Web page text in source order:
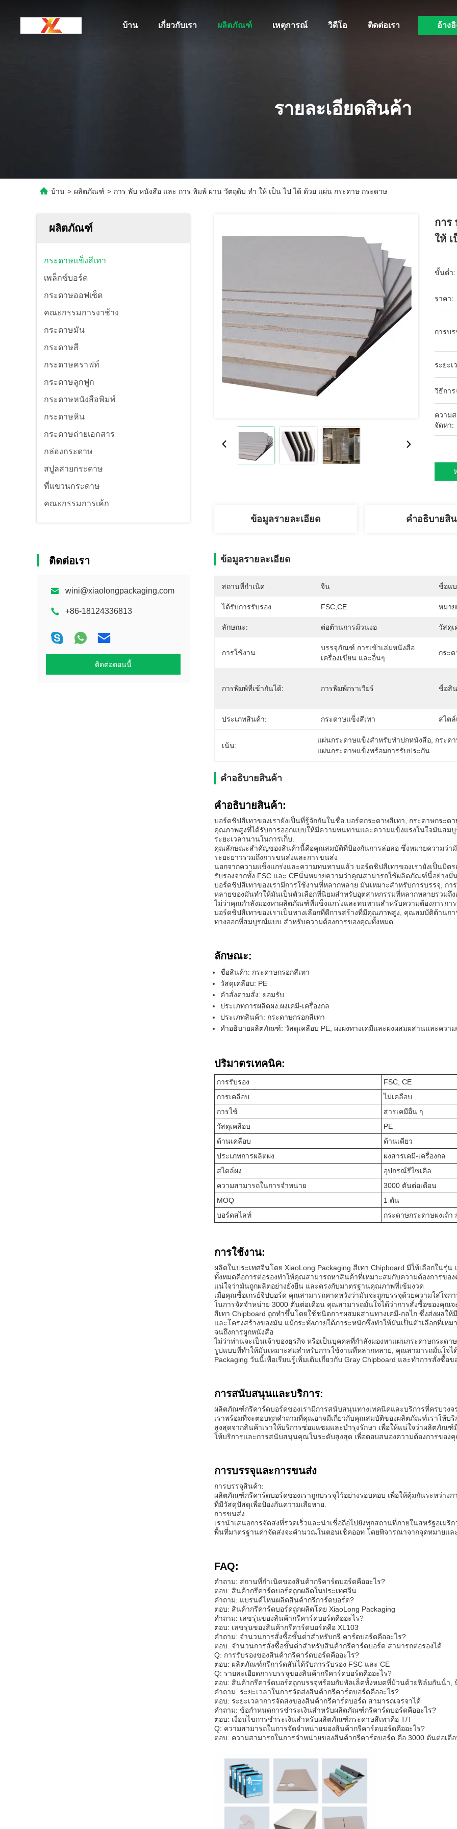
บ้าน เกี่ยวกับเรา ผลิตภัณฑ์ เหตุการณ์ วิดีโอ ติดต่อเรา อ้างอิ
รายละเอียดสินค้า
บ้าน > ผลิตภัณฑ์ > การ พับ หนังสือ และ การ พิมพ์ ผ่าน วัตถุดิบ ทํา ให้ เป็น ไป ได้ ด้วย แผ่น กระดาษ กระดาษ
ผลิตภัณฑ์
กระดาษแข็งสีเทา
เพล็กซ์บอร์ด
กระดาษออฟเซ็ต
คณะกรรมการงาช้าง
กระดาษมัน
กระดาษสี
กระดาษคราฟท์
กระดาษลูกฟูก
กระดาษหนังสือพิมพ์
กระดาษหิน
กระดาษถ่ายเอกสาร
กล่องกระดาษ
สปูลสายกระดาษ
ที่แขวนกระดาษ
คณะกรรมการเค้ก
ติดต่อเรา
wini@xiaolongpackaging.com
+86-18124336813
ติดต่อตอนนี้
การ
ให้
ขั้นต่ำ:
ราคา:
การบ
ระยะเ
วิธีการ
ความ
จัดหา:
ข้อมูลรายละเอียด คําอธิบายสิ
ข้อมูลรายละเอียด
สถานที่กำเนิด จีน ชื่อแ
ได้รับการรับรอง FSC,CE หมา
ลักษณะ: ต่อต้านการม้วนงอ วัสดุเ
การใช้งาน:
บรรจุภัณฑ์ การเข้าเล่มหนังสือ
เครื่องเขียน และอื่นๆ
กระ
การพิมพ์ที่เข้ากันได้: การพิมพ์กราเวียร์ ชื่อสิ
ประเภทสินค้า: กระดาษแข็งสีเทา สไตล์
เน้น:
แผ่นกระดาษแข็งสำหรับทำปกหนังสือ กระด
แผ่นกระดาษแข็งพร้อมการรับประกัน
คําอธิบายสินค้า
คําอธิบายสินค้า:
บอร์ดชิปสีเทาของเรายังเป็นที่รู้จักกันในชื่อ บอร์ดกระดาษสีเทา, กระดาษกร
คุณภาพสูงที่ได้รับการออกแบบให้มีความทนทานและความแข็งแรงในใจมันสม
ระยะเวลานานในการเก็บ.
คุณลักษณะสําคัญของสินค้านี้คือคุณสมบัติที่ป้องกันการล่อล่อ ซึ่งหมายความว่ามั
ระยะยาวรวมถึงการขนส่งและการขนส่ง
นอกจากความแข็งแกร่งและความทนทานแล้ว บอร์ดชิปสีเทาของเรายังเป็นมิต
รับรองจากทั้ง FSC และ CEนั่นหมายความว่าคุณสามารถใช้ผลิตภัณฑ์นี้อย่างมั่
บอร์ดชิปสีเทาของเรามีการใช้งานที่หลากหลาย มันเหมาะสําหรับการบรรจุ, ก
หลายของมันทําให้มันเป็นตัวเลือกที่นิยมสําหรับอุตสาหกรรมที่หลากหลายรวมถึ
ไม่ว่าคุณกําลังมองหาผลิตภัณฑ์ที่แข็งแกร่งและทนทานสําหรับความต้องการกา
บอร์ดชิปสีเทาของเราเป็นทางเลือกที่ดีการสร้างที่มีคุณภาพสูง, คุณสมบัติต้านก
ทางออกที่สมบูรณ์แบบ สําหรับความต้องการของคุณทั้งหมด
ลักษณะ:
ชื่อสินค้า: กระดาษกรอกสีเทา
วัสดุเคลือบ: PE
คําสั่งตามสั่ง: ยอมรับ
ประเภทการผลิตผง:ผงเคมี-เครื่องกล
ประเภทสินค้า: กระดาษกรอกสีเทา
คําอธิบายผลิตภัณฑ์: วัสดุเคลือบ PE, ผงผงทางเคมีและผงผสมผสานและควา
ปริมาตรเทคนิค:
การรับรอง
FSC, CE
การเคลือบ
ไม่เคลือบ
การใช้
สารเคมีอื่น ๆ
วัสดุเคลือบ
PE
ด้านเคลือบ
ด้านเดียว
ประเภทการผลิตผง
ผงสารเคมี-เครื่องกล
สไตล์ผง
อุปกรณ์รีไซเคิล
ความสามารถในการจําหน่าย
3000 ตันต่อเดือน
MOQ
1 ตัน
บอร์ดสไลท์
กระดาษกระดาษผงเถ้า
การใช้งาน:
ผลิตในประเทศจีนโดย XiaoLong Packaging สีเทา Chipboard มีให้เลือกในรุ่
ทั้งหมดคือการต่อรองทําให้คุณสามารถหาสินค้าที่เหมาะสมกับความต้องการขอ
แน่ใจว่ามันถูกผลิตอย่างยั่งยืน และตรงกับมาตรฐานคุณภาพที่เข้มงวด
เมื่อคุณซื้อเกรย์จิปบอร์ด คุณสามารถคาดหวังว่ามันจะถูกบรรจุด้วยความใส่ใจ
ในการจัดจําหน่าย 3000 ตันต่อเดือน คุณสามารถมั่นใจได้ว่าการสั่งซื้อของคุณจ
สีเทา Chipboard ถูกทําขึ้นโดยใช้ชนิดการผสมผสานทางเคมี-กลไก ซึ่งส่งผลใ
และโครงสร้างของมัน แม้กระทั่งภายใต้ภาระหนักซึ่งทําให้มันเป็นตัวเลือกที่เห
จนถึงการผูกหนังสือ
ไม่ว่าท่านจะเป็นเจ้าของธุรกิจ หรือเป็นบุคคลที่กําลังมองหาแผ่นกระดาษกระ
รูปแบบที่ทําให้มันเหมาะสมสําหรับการใช้งานที่หลากหลาย, คุณสามารถมั่นใจ
Packaging วันนี้เพื่อเรียนรู้เพิ่มเติมเกี่ยวกับ Gray Chipboard และทําการสั่งซื้อ
การสนับสนุนและบริการ:
ผลิตภัณฑ์กรีคาร์ดบอร์ดของเรามีการสนับสนุนทางเทคนิคและบริการที่ครบว
เราพร้อมที่จะตอบทุกคําถามที่คุณอาจมีเกี่ยวกับคุณสมบัติของผลิตภัณฑ์เราให้บ
สูงสุดจากสินค้าเราให้บริการซ่อมแซมและบํารุงรักษา เพื่อให้แน่ใจว่าผลิตภัณ
ให้บริการและการสนับสนุนคุณในระดับสูงสุด เพื่อตอบสนองความต้องการของ
การบรรจุและการขนส่ง
การบรรจุสินค้า:
ผลิตภัณฑ์กรีคาร์ดบอร์ดของเราถูกบรรจุไว้อย่างรอบคอบ เพื่อให้คุ้มกันระหว่าง
ที่มีวัสดุปัสดุเพื่อป้องกันความเสียหาย.
การขนส่ง
เรานําเสนอการจัดส่งที่รวดเร็วและน่าเชื่อถือไปยังทุกสถานที่ภายในสหรัฐอเม
พื้นที่มาตรฐานค่าจัดส่งจะคํานวณในตอนเช็คออท โดยพิจารณาจากจุดหมายแ
FAQ:
คําถาม: สถานที่กําเนิดของสินค้ากรีคาร์ดบอร์ดคืออะไร?
ตอบ: สินค้ากรีคาร์ดบอร์ดถูกผลิตในประเทศจีน
คําถาม: แบรนด์ไหนผลิตสินค้ากรีการ์ดบอร์ด?
ตอบ: สินค้ากรีคาร์ดบอร์ดถูกผลิตโดย XiaoLong Packaging
คําถาม: เลขรุ่นของสินค้ากรีคาร์ดบอร์ดคืออะไร?
ตอบ: เลขรุ่นของสินค้ากรีคาร์ดบอร์ดคือ XL103
คําถาม: จํานวนการสั่งซื้อขั้นต่ําสําหรับกรี คาร์ดบอร์ดคืออะไร?
ตอบ: จํานวนการสั่งซื้อขั้นต่ําสําหรับสินค้ากรีคาร์ดบอร์ด สามารถต่อรองได้
Q: การรับรองของสินค้ากรีคาร์ดบอร์ดคืออะไร?
ตอบ: ผลิตภัณฑ์กรีการ์ดสันได้รับการรับรอง FSC และ CE
Q: รายละเอียดการบรรจุของสินค้ากรีคาร์ดบอร์ดคืออะไร?
ตอบ: สินค้ากรีคาร์ดบอร์ดถูกบรรจุพร้อมกับพัลเล็ตทั้งหมดที่ม้วนด้วยฟิล์มกันน้ํา,
คําถาม: ระยะเวลาในการจัดส่งสินค้ากรีคาร์ดบอร์ดคืออะไร?
ตอบ: ระยะเวลาการจัดส่งของสินค้ากรีคาร์ดบอร์ด สามารถเจรจาได้
คําถาม: ข้อกําหนดการชําระเงินสําหรับผลิตภัณฑ์กรีคาร์ดบอร์ดคืออะไร?
ตอบ: เงื่อนไขการชําระเงินสําหรับผลิตภัณฑ์กระดาษสีเทาคือ T/T
Q: ความสามารถในการจัดจําหน่ายของสินค้ากรีคาร์ดบอร์ดคืออะไร?
ตอบ: ความสามารถในการจําหน่ายของสินค้ากรีคาร์ดบอร์ด คือ 3000 ตันต่อเดื